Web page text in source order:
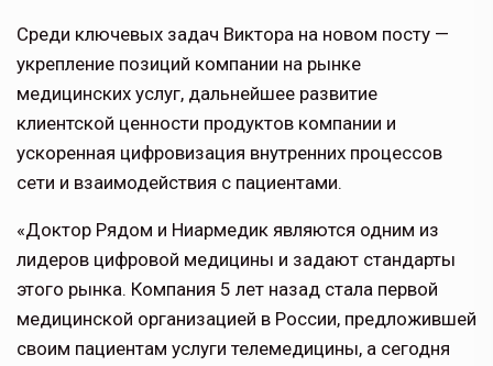
Среди ключевых задач Виктора на новом посту —
укрепление позиций компании на рынке
медицинских услуг, дальнейшее развитие
клиентской ценности продуктов компании и
ускоренная цифровизация внутренних процессов
сети и взаимодействия с пациентами.
«Доктор Рядом и Ниармедик являются одним из
лидеров цифровой медицины и задают стандарты
этого рынка. Компания 5 лет назад стала первой
медицинской организацией в России, предложившей
своим пациентам услуги телемедицины, а сегодня